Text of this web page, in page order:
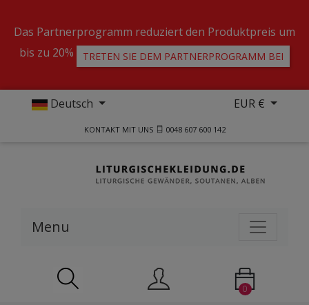
Das Partnerprogramm reduziert den Produktpreis um
bis zu 20%
TRETEN SIE DEM PARTNERPROGRAMM BEI
Deutsch EUR €
KONTAKT MIT UNS 0048 607 600 142
Menu
0